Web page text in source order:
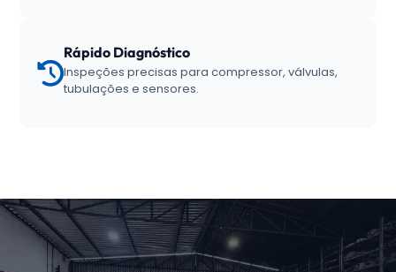
Rápido Diagnóstico
Inspeções precisas para compressor, válvulas,
tubulações e sensores.